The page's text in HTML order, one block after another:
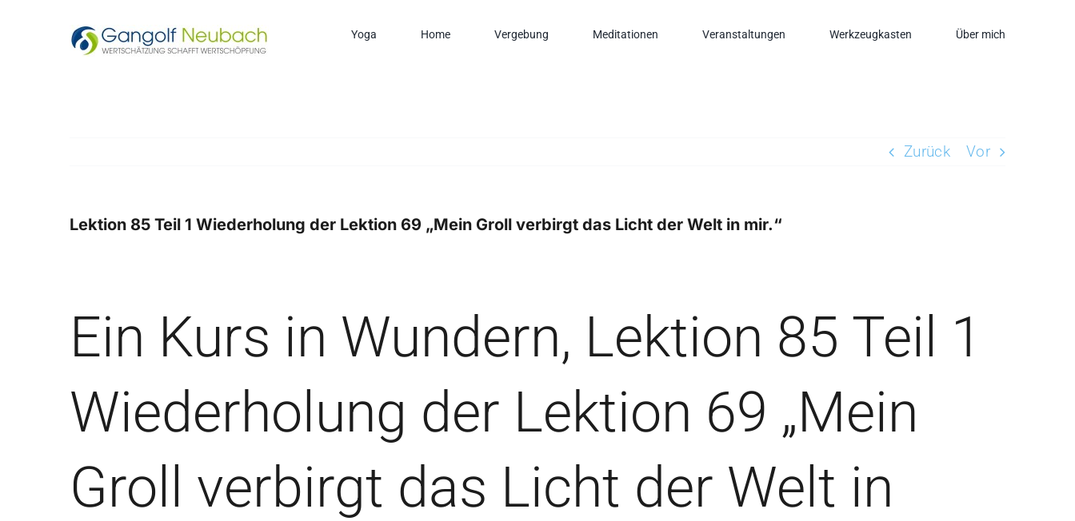
Yoga Home Vergebung Meditationen Veranstaltungen Werkzeugkasten Über mich
Zurück Vor
Lektion 85 Teil 1 Wiederholung der Lektion 69 „Mein Groll verbirgt das Licht der Welt in mir.“
Ein Kurs in Wundern, Lektion 85 Teil 1
Wiederholung der Lektion 69 „Mein
Groll verbirgt das Licht der Welt in